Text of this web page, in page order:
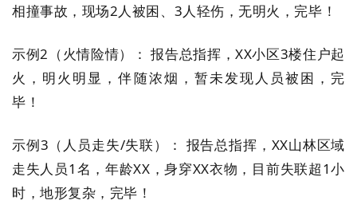
相撞事故，现场2人被困、3人轻伤，无明火，完毕！
示例2（火情险情）： 报告总指挥，XX小区3楼住户起
火，明火明显，伴随浓烟，暂未发现人员被困，完
毕！
示例3（人员走失/失联）： 报告总指挥，XX山林区域
走失人员1名，年龄XX，身穿XX衣物，目前失联超1小
时，地形复杂，完毕！